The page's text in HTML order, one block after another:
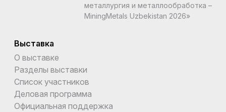
металлургия и металлообработка –
MiningMetals Uzbekistan 2026»
Выставка
О выставке
Разделы выставки
Список участников
Деловая программа
Официальная поддержка